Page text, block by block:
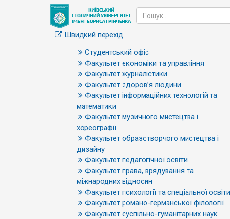
Швидкий перехід
Студентський офіс
Факультет економіки та управління
Факультет журналістики
Факультет здоров’я людини
Факультет інформаційних технологій та
математики
Факультет музичного мистецтва і
хореографії
Факультет образотворчого мистецтва і
дизайну
Факультет педагогічної освіти
Факультет права, врядування та
міжнародних відносин
Факультет психології та спеціальної освіти
Факультет романо-германської філології
Факультет суспільно-гуманітарних наук